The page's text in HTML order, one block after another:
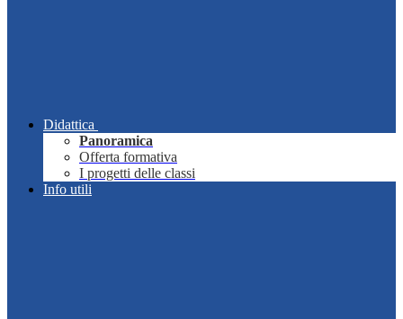
Didattica
Panoramica
Offerta formativa
I progetti delle classi
Info utili